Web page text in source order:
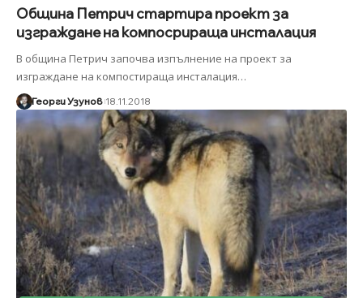
Община Петрич стартира проект за
изграждане на компосрираща инсталация
В община Петрич започва изпълнение на проект за
изграждане на компостираща инсталация…
Георги Узунов 18.11.2018